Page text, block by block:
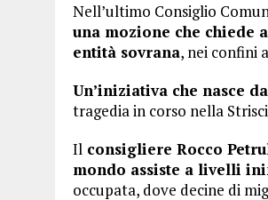
Nell’ultimo Consiglio
una mozione che chiede
entità sovrana, nei confini
Un’iniziativa che nasce
tragedia in corso nella
Il consigliere Rocco
mondo assiste a livelli
occupata, dove decine di